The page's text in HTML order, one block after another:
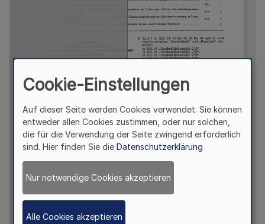
Cookie-Einstellungen
Auf dieser Seite werden Cookies verwendet. Sie können
entweder allen Cookies zustimmen, oder nur solchen,
die für die Verwendung der Seite zwingend erforderlich
sind. Hier finden Sie die Datenschutzerklärung
Nur notwendige Cookies akzeptieren
Alle Cookies akzeptieren